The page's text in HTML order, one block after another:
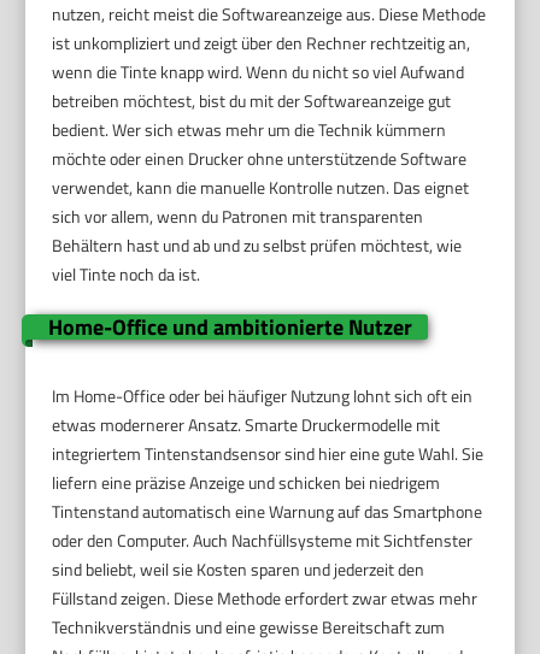
nutzen, reicht meist die Softwareanzeige aus. Diese Methode
ist unkompliziert und zeigt über den Rechner rechtzeitig an,
wenn die Tinte knapp wird. Wenn du nicht so viel Aufwand
betreiben möchtest, bist du mit der Softwareanzeige gut
bedient. Wer sich etwas mehr um die Technik kümmern
möchte oder einen Drucker ohne unterstützende Software
verwendet, kann die manuelle Kontrolle nutzen. Das eignet
sich vor allem, wenn du Patronen mit transparenten
Behältern hast und ab und zu selbst prüfen möchtest, wie
viel Tinte noch da ist.
Home-Office und ambitionierte Nutzer
Im Home-Office oder bei häufiger Nutzung lohnt sich oft ein
etwas modernerer Ansatz. Smarte Druckermodelle mit
integriertem Tintenstandsensor sind hier eine gute Wahl. Sie
liefern eine präzise Anzeige und schicken bei niedrigem
Tintenstand automatisch eine Warnung auf das Smartphone
oder den Computer. Auch Nachfüllsysteme mit Sichtfenster
sind beliebt, weil sie Kosten sparen und jederzeit den
Füllstand zeigen. Diese Methode erfordert zwar etwas mehr
Technikverständnis und eine gewisse Bereitschaft zum